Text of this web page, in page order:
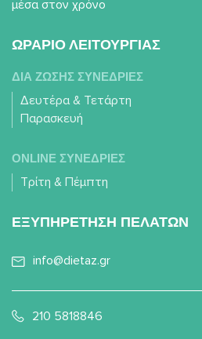
μέσα στον χρόνο
ΩΡΑΡΙΟ ΛΕΙΤΟΥΡΓΙΑΣ
ΔΙΑ ΖΩΣΗΣ ΣΥΝΕΔΡΙΕΣ
Δευτέρα & Τετάρτη
Παρασκευή
ONLINE ΣΥΝΕΔΡΙΕΣ
Τρίτη & Πέμπτη
ΕΞΥΠΗΡΕΤΗΣΗ ΠΕΛΑΤΩΝ
info@dietaz.gr
210 5818846